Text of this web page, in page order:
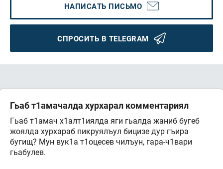
НАПИСАТЬ ПИСЬМО
СПРОСИТЬ В TELEGRAM
Гьаб т1амачалда хурхарал комментариял
Гьаб т1амач х1алт1иялда яги гьалда жаниб бугеб
жоялда хурхараб пикруялъул бицизе дур гъира
бугищ? Мун вук1а т1оцесев чилъун, гара-ч1вари
гьабулев.